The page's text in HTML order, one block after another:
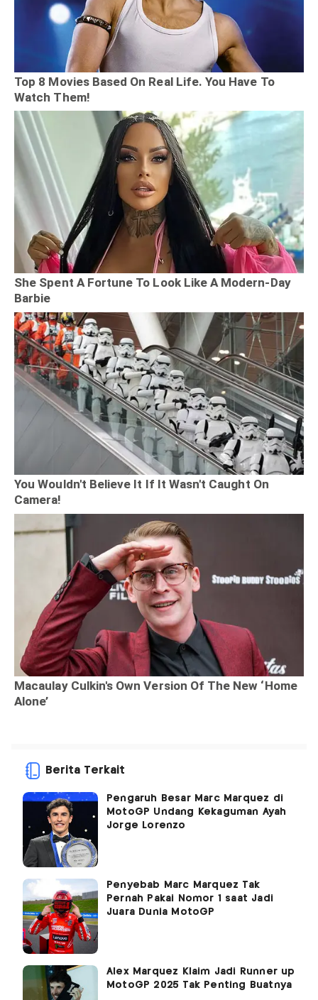
Berita Terkait
Pengaruh Besar Marc Marquez di
MotoGP Undang Kekaguman Ayah
Jorge Lorenzo
Penyebab Marc Marquez Tak
Pernah Pakai Nomor 1 saat Jadi
Juara Dunia MotoGP
Alex Marquez Klaim Jadi Runner up
MotoGP 2025 Tak Penting Buatnya